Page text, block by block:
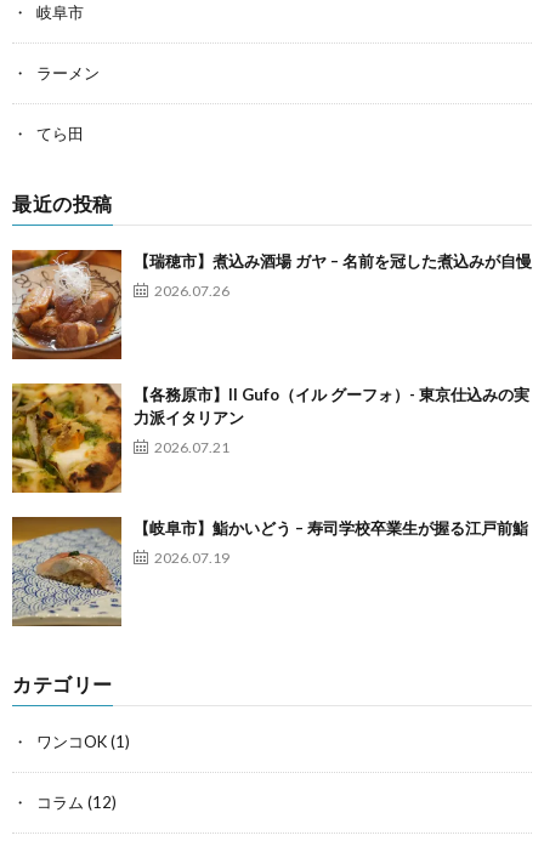
岐阜市
ラーメン
てら田
最近の投稿
【瑞穂市】煮込み酒場 ガヤ – 名前を冠した煮込みが自慢
2026.07.26
【各務原市】Il Gufo（イル グーフォ）- 東京仕込みの実
力派イタリアン
2026.07.21
【岐阜市】鮨かいどう – 寿司学校卒業生が握る江戸前鮨
2026.07.19
カテゴリー
ワンコOK(1)
コラム (12)